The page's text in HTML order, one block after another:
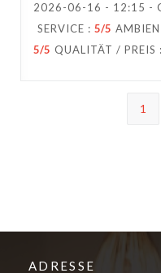
2026-06-16 - 12:15 -
SERVICE : 5/5
5/5 QUALITÄT / PREIS :
1
ADRESSE